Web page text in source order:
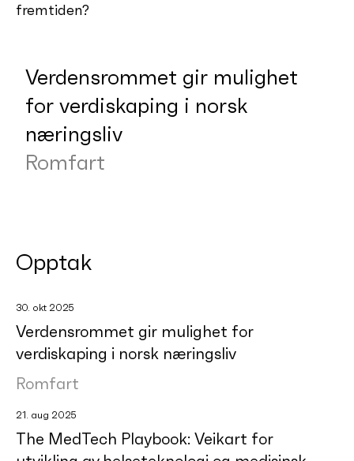
fremtiden?
Verdensrommet gir mulighet
for verdiskaping i norsk
næringsliv
Romfart
Opptak
30. okt 2025
Verdensrommet gir mulighet for
verdiskaping i norsk næringsliv
Romfart
21. aug 2025
The MedTech Playbook: Veikart for